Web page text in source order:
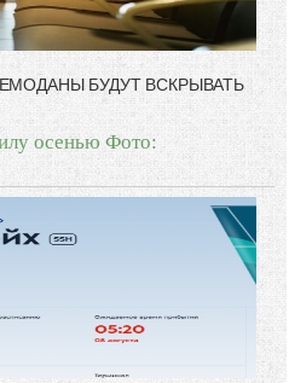
БУДУТ ВСКРЫВАТЬ
осенью Фото: